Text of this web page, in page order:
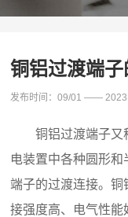
铜铝过渡端
发布时间：09/01 —— 2023
铜铝过渡端子又
电装置中各种圆形
端子的过渡连接。
接强度高、电气性